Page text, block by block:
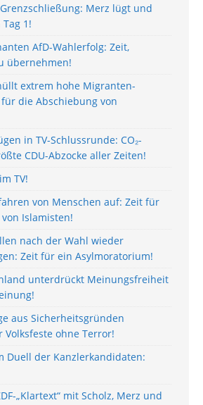
Merz lügt und
1!
AfD-Wahlerfolg: Zeit,
übernehmen!
extrem hohe Migranten-
die Abschiebung von
in TV-Schlussrunde: CO₂-
CDU-Abzocke aller Zeiten!
TV!
von Menschen auf: Zeit für
Islamisten!
nach der Wahl wieder
Zeit für ein Asylmoratorium!
unterdrückt Meinungsfreiheit
aus Sicherheitsgründen
Volksfeste ohne Terror!
Duell der Kanzlerkandidaten:
„Klartext“ mit Scholz, Merz und